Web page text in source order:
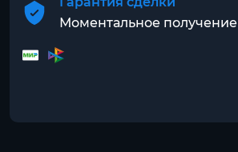
Моментальное получение